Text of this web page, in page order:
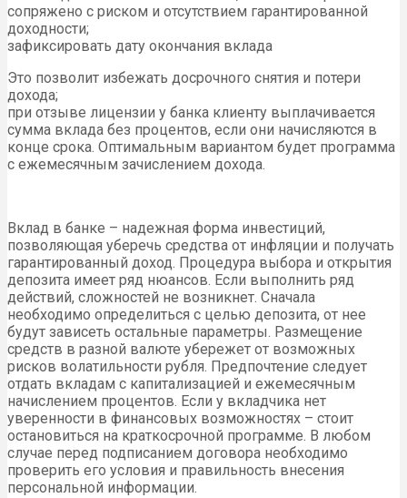
сопряжено с риском и отсутствием гарантированной
доходности;
зафиксировать дату окончания вклада
Это позволит избежать досрочного снятия и потери
дохода;
при отзыве лицензии у банка клиенту выплачивается
сумма вклада без процентов, если они начисляются в
конце срока. Оптимальным вариантом будет программа
с ежемесячным зачислением дохода.
Вклад в банке – надежная форма инвестиций,
позволяющая уберечь средства от инфляции и получать
гарантированный доход. Процедура выбора и открытия
депозита имеет ряд нюансов. Если выполнить ряд
действий, сложностей не возникнет. Сначала
необходимо определиться с целью депозита, от нее
будут зависеть остальные параметры. Размещение
средств в разной валюте убережет от возможных
рисков волатильности рубля. Предпочтение следует
отдать вкладам с капитализацией и ежемесячным
начислением процентов. Если у вкладчика нет
уверенности в финансовых возможностях – стоит
остановиться на краткосрочной программе. В любом
случае перед подписанием договора необходимо
проверить его условия и правильность внесения
персональной информации.